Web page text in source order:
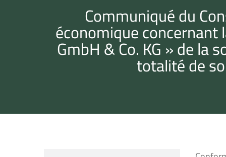
Communiqué du
économique
GmbH & Co. KG » de la
totalité de